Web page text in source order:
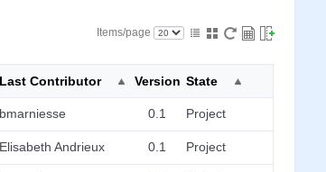
Items/page
Last Contributor Version State
bmarniesse 0.1 Project
Elisabeth Andrieux 0.1 Project